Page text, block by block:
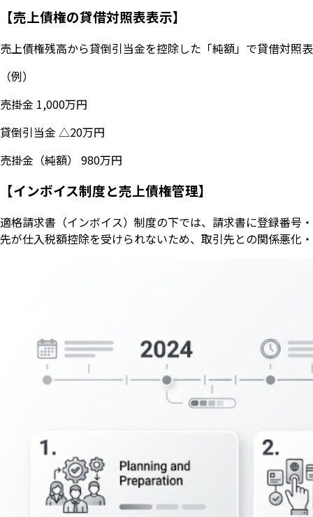
【売上債権の貸借対照表表示】
売上債権残高から貸倒引当金を控除した「純額」で貸借対照
（例）
売掛金 1,000万円
貸倒引当金 △20万円
売掛金（純額） 980万円
【インボイス制度と売上債権管理】
適格請求書（インボイス）制度の下では、請求書に登録番号
先が仕入税額控除を受けられないため、取引先との関係悪化